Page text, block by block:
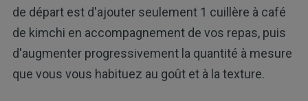
de départ est d'ajouter seulement 1 cuillère à café
de kimchi en accompagnement de vos repas, puis
d'augmenter progressivement la quantité à mesure
que vous vous habituez au goût et à la texture.